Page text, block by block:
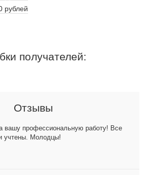
рублей
получателей:
Отзывы
вашу профессиональную работу! Все
учтены. Молодцы!